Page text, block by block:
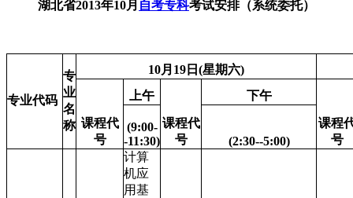
湖北省2013年10月 自考专科考试安排（系统委托）
专业代码
专
业
名
称
10月19日(星期六)
课程代
号
上午
课程代
号
下午
课程
号
(9:00-
-11:30)
(2:30--5:00)
计算
机应
用基